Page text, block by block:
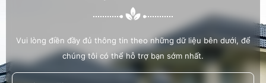
VẤN, GIỚI THIỆU VIỆC LÀM CHO NGƯỜI LAO
ĐỘNG TRÊN ĐỊA BÀN TP. THỦ ĐỨC”
NGÀY HỘI CÔNG NHÂN VIÊN CHỨC - LAO
ĐỘNG HIẾN MÁU TÌNH NGUYỆN ĐỢT 4 - NĂM
2022
Vui lòng điền đầy đủ thông tin theo những dữ liệu bên dưới, để
chúng tôi có thể hỗ trợ bạn sớm nhất.